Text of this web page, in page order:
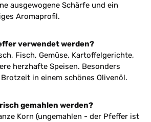
ausgewogene Schärfe und ein
Aromaprofil.
verwendet werden?
Fisch, Gemüse, Kartoffelgerichte,
herzhafte Speisen. Besonders
in einem schönes Olivenöl.
gemahlen werden?
Korn (ungemahlen - der Pfeffer ist